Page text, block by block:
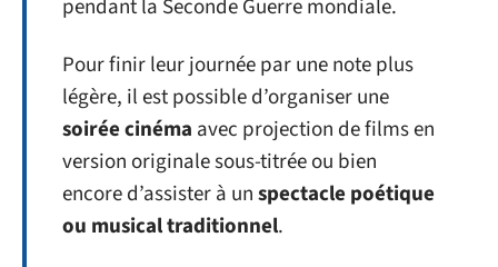
pendant la Seconde Guerre mondiale.
Pour finir leur journée par une note plus
légère, il est possible d’organiser une
soirée cinéma avec projection de films en
version originale sous-titrée ou bien
encore d’assister à unspectacle poétique
ou musical traditionnel.